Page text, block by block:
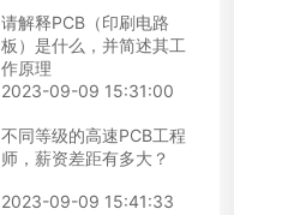
请解释PCB（印刷电路
板）是什么，并简述其工
作原理
2023-09-09 15:31:00
不同等级的高速PCB工程
师，薪资差距有多大？
2023-09-09 15:41:33